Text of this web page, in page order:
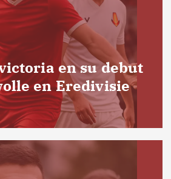
en su debut
en Eredivisie